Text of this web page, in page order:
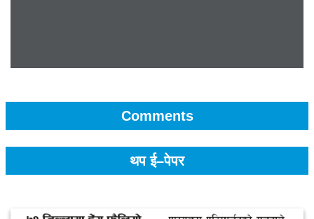
Comments
थप ई–पेपर